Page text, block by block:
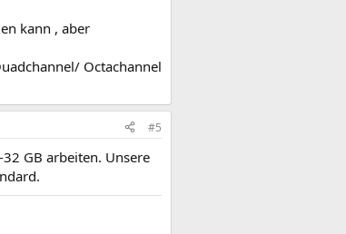
kann , aber
Octachannel
#5
GB arbeiten. Unsere